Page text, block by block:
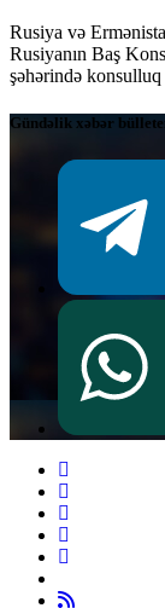
Rusiya və
Rusiyanın Baş
şəhərində
Gündəlik xəbər